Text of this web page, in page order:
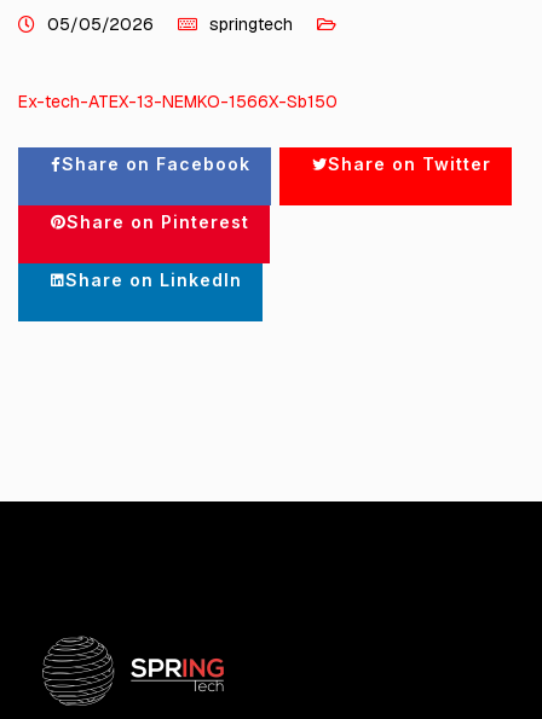
05/05/2026 springtech
Ex-tech-ATEX-13-NEMKO-1566X-Sb150
Share on Facebook Share on Twitter
Share on Pinterest
Share on LinkedIn